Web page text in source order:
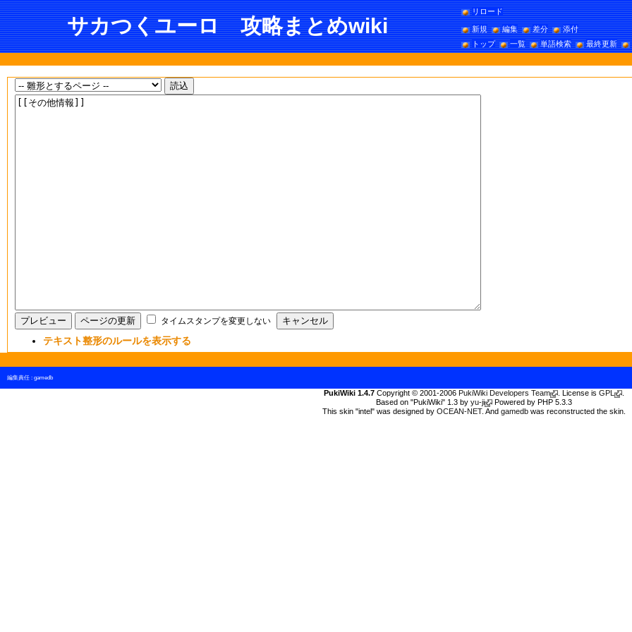
サカつくユーロ 攻略まとめwiki
リロード
新規 編集 差分
添付
トップ
一覧 単語検索 最終更新
タイムスタンプを変更しない
テキスト整形のルールを表示する
編集責任 : gamedb
PukiWiki 1.4.7 Copyright © 2001-2006 PukiWiki Developers Team . License is GPL
Based on "PukiWiki" 1.3 by yu-ji
Powered by PHP 5.3.3
This skin "intel" was designed by OCEAN-NET. And gamedb was reconstructed the skin.